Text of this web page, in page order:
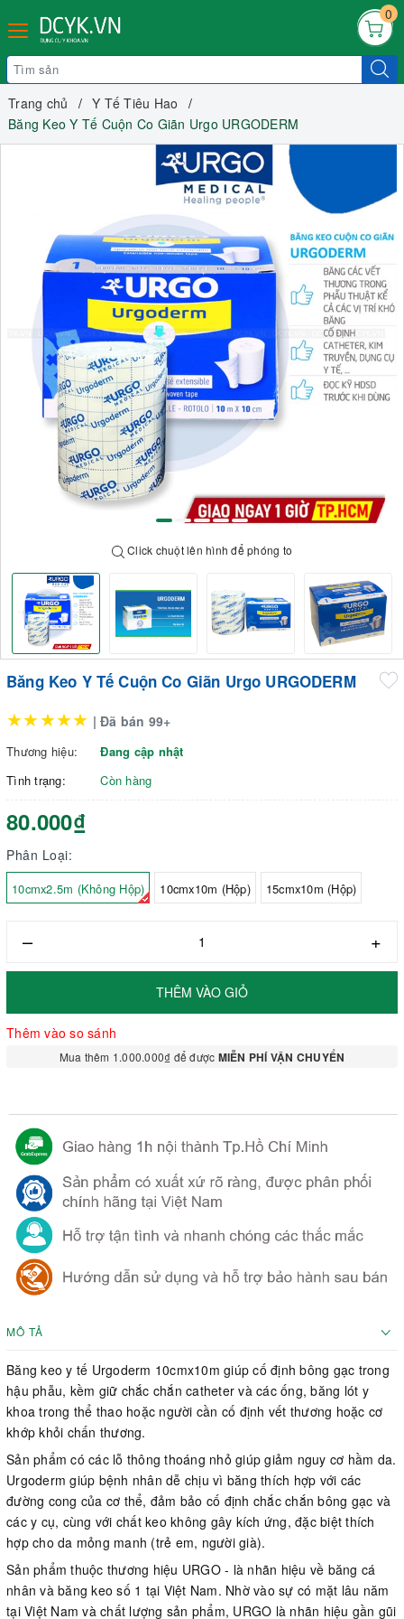
0
Trang chủ
Y Tế Tiêu Hao
Băng Keo Y Tế Cuộn Co Giãn Urgo URGODERM
Click chuột lên hình để phóng to
Băng Keo Y Tế Cuộn Co Giãn Urgo URGODERM
★★★★★ | Đã bán 99+
Thương hiệu:
Đang cập nhật
Tình trạng:
Còn hàng
80.000₫
Phân Loại:
10cmx2.5m (Không Hộp) 10cmx10m (Hộp) 15cmx10m (Hộp)
– +
THÊM VÀO GIỎ
Thêm vào so sánh
Mua thêm 1.000.000₫ để được MIỄN PHÍ VẬN CHUYỂN
MÔ TẢ
Băng keo y tế Urgoderm 10cmx10m giúp cố định bông gạc trong
hậu phẫu, kềm giữ chắc chắn catheter và các ống, băng lót y
khoa trong thể thao hoặc người cần cố định vết thương hoặc cơ
khớp khỏi chấn thương.
Sản phẩm có các lỗ thông thoáng nhỏ giúp giảm nguy cơ hầm da.
Urgoderm giúp bệnh nhân dễ chịu vì băng thích hợp với các
đường cong của cơ thể, đảm bảo cố định chắc chắn bông gạc và
các y cụ, cùng với chất keo không gây kích ứng, đặc biệt thích
hợp cho da mỏng manh (trẻ em, người già).
Sản phẩm thuộc thương hiệu URGO - là nhãn hiệu về băng cá
nhân và băng keo số 1 tại Việt Nam. Nhờ vào sự có mặt lâu năm
tại Việt Nam và chất lượng sản phẩm, URGO là nhãn hiệu gần gũi